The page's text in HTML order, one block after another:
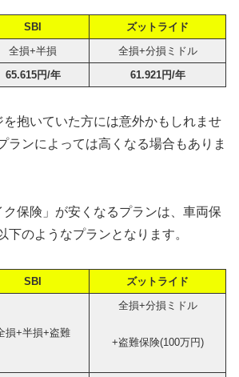
SBI
ズットライド
全損+半損
全損+分損ミドル
65.615円/年 61.921円/年
抱いていた方には意外かもしれませ
ランによっては高くなる場合もありま
保険」が安くなるプランは、車両保
下のようなプランとなります。
SBI ズットライド
損+半損+盗難
全損+分損ミドル
+盗難保険(100万円)